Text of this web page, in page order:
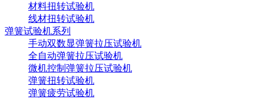
材料扭转试验机
线材扭转试验机
弹簧试验机系列
手动双数显弹簧拉压试验机
全自动弹簧拉压试验机
微机控制弹簧拉压试验机
弹簧扭转试验机
弹簧疲劳试验机